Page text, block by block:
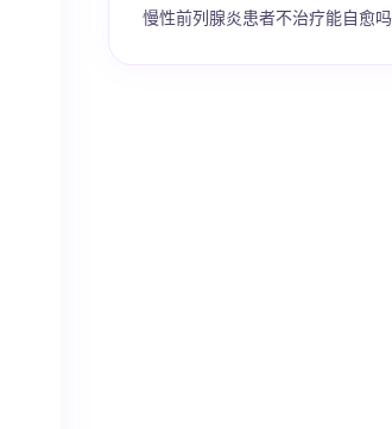
慢性前列腺炎患者不治疗能自愈吗